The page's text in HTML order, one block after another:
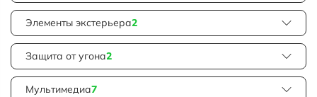
Элементы экстерьера2
Защита от угона2
Мультимедиа7